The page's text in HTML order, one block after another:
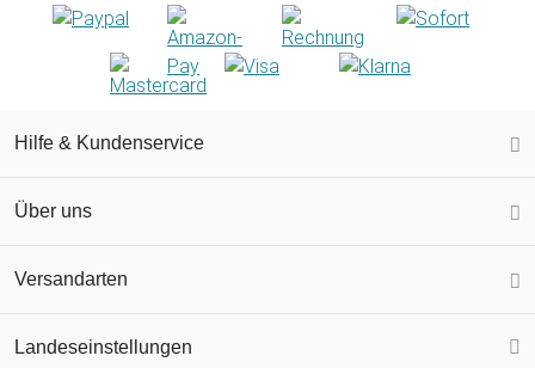
Hilfe & Kundenservice
Über uns
Versandarten
Landeseinstellungen